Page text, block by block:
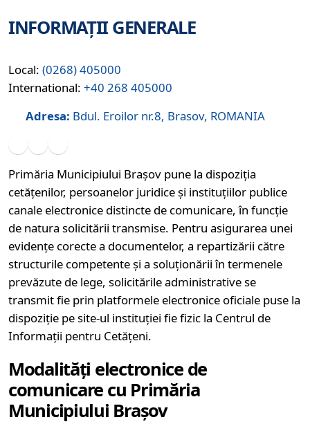
INFORMAȚII GENERALE
Local: (0268) 405000
International: +40 268 405000
Adresa: Bdul. Eroilor nr.8, Brasov, ROMANIA
Primăria Municipiului Brașov pune la dispoziția
cetățenilor, persoanelor juridice și instituțiilor publice
canale electronice distincte de comunicare, în funcție
de natura solicitării transmise. Pentru asigurarea unei
evidențe corecte a documentelor, a repartizării către
structurile competente și a soluționării în termenele
prevăzute de lege, solicitările administrative se
transmit fie prin platformele electronice oficiale puse la
dispoziție pe site-ul instituției fie fizic la Centrul de
Informații pentru Cetățeni.
Modalități electronice de
comunicare cu Primăria
Municipiului Brașov